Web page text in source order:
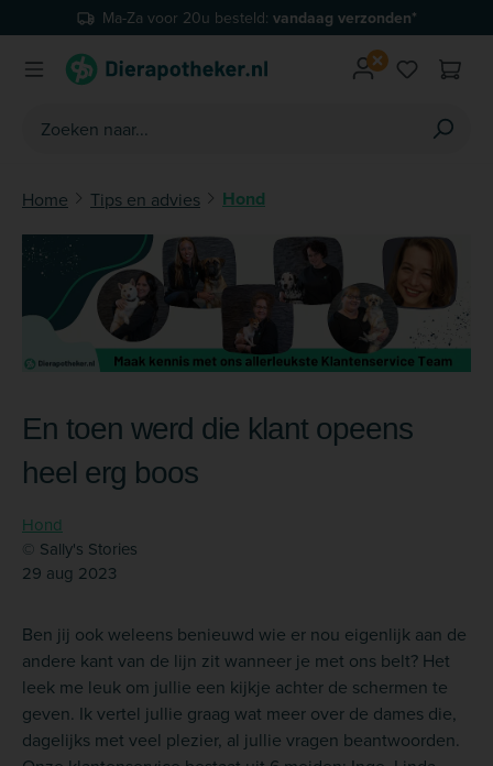
Ga naar de hoofdinhoudMa-Za voor 20u besteld: vandaag verzonden*
Je hebt
Home Tips en advies Hond
En toen werd die klant opeens
heel erg boos
Hond
© Sally's Stories
29 aug 2023
Ben jij ook weleens benieuwd wie er nou eigenlijk aan de
andere kant van de lijn zit wanneer je met ons belt? Het
leek me leuk om jullie een kijkje achter de schermen te
geven. Ik vertel jullie graag wat meer over de dames die,
dagelijks met veel plezier, al jullie vragen beantwoorden.